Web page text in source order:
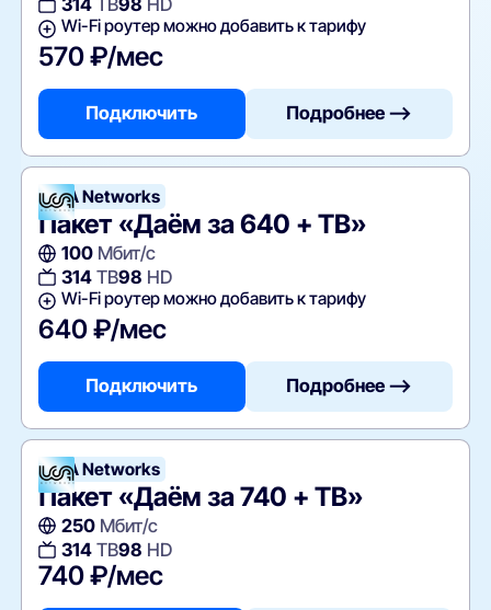
314ТВ98 HD
Wi-Fi роутер можно добавить к тарифу
570 ₽/мес
Подключить Подробнее —>
UCA Networks
Пакет «Даём за 640 + ТВ»
100Мбит/с
314ТВ98 HD
Wi-Fi роутер можно добавить к тарифу
640 ₽/мес
Подключить Подробнее —>
UCA Networks
Пакет «Даём за 740 + ТВ»
250Мбит/с
314ТВ98 HD
740 ₽/мес